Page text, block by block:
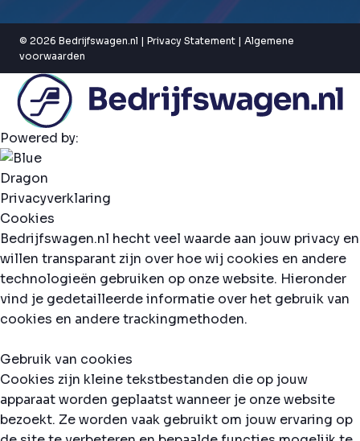
© 2026 Bedrijfswagen.nl | Privacy Statement | Algemene
voorwaarden
Powered by:
Privacyverklaring
Cookies
Bedrijfswagen.nl hecht veel waarde aan jouw privacy en
willen transparant zijn over hoe wij cookies en andere
technologieën gebruiken op onze website. Hieronder
vind je gedetailleerde informatie over het gebruik van
cookies en andere trackingmethoden.
Gebruik van cookies
Cookies zijn kleine tekstbestanden die op jouw
apparaat worden geplaatst wanneer je onze website
bezoekt. Ze worden vaak gebruikt om jouw ervaring op